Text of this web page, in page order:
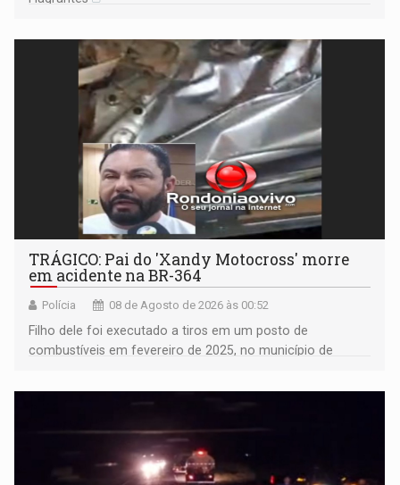
TRÁGICO: Pai do 'Xandy Motocross' morre
em acidente na BR-364
Polícia 08 de Agosto de 2026 às 00:52
Filho dele foi executado a tiros em um posto de
combustíveis em fevereiro de 2025, no município de